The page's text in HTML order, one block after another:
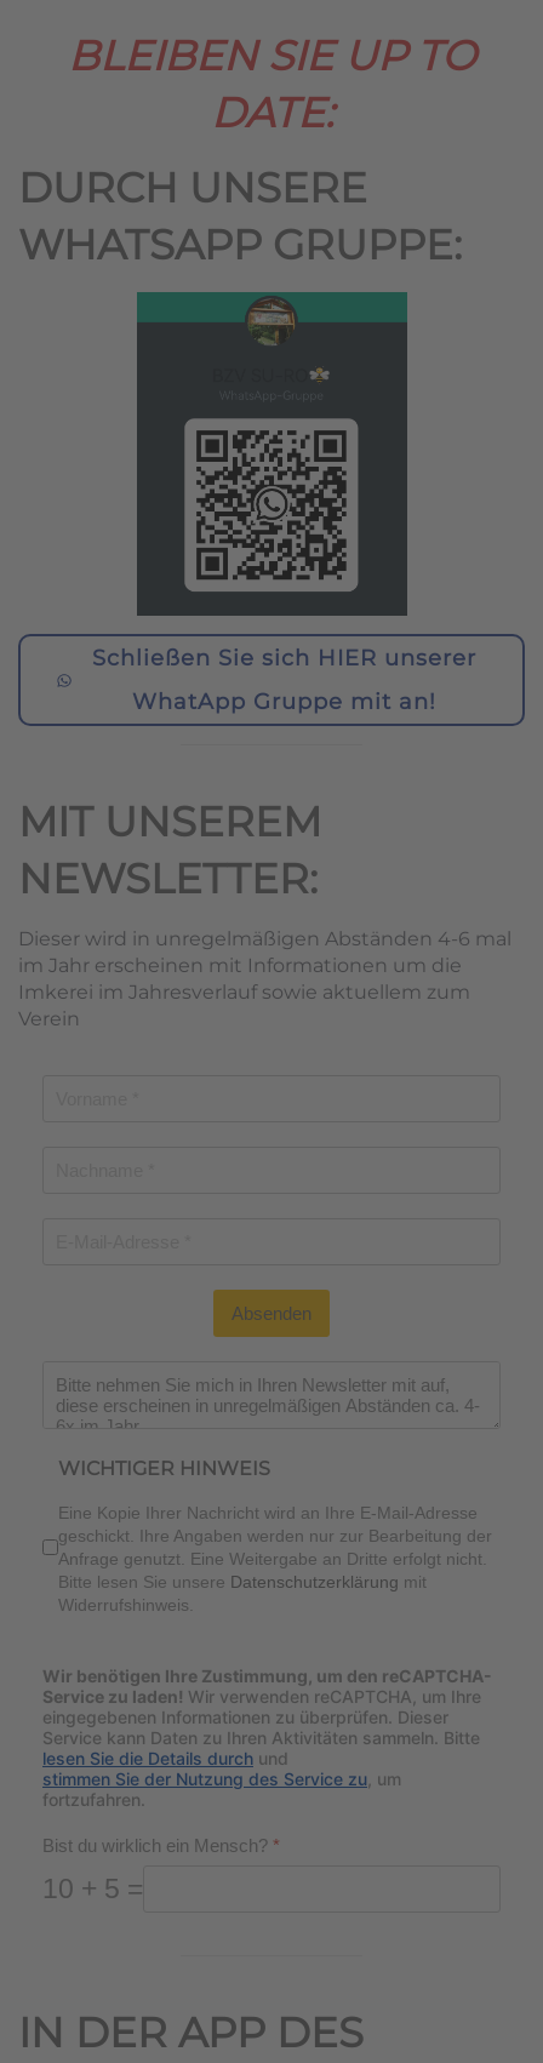
BLEIBEN SIE UP TO
DATE:
DURCH UNSERE
WHATSAPP GRUPPE:
Schließen Sie sich HIER unserer
WhatApp Gruppe mit an!
MIT UNSEREM
NEWSLETTER:
Dieser wird in unregelmäßigen Abständen 4-6 mal
im Jahr erscheinen mit Informationen um die
Imkerei im Jahresverlauf sowie aktuellem zum
Verein
Absenden
WICHTIGER HINWEIS
Eine Kopie Ihrer Nachricht wird an Ihre E-Mail-Adresse
geschickt. Ihre Angaben werden nur zur Bearbeitung der
Anfrage genutzt. Eine Weitergabe an Dritte erfolgt nicht.
Bitte lesen Sie unsere Datenschutzerklärung mit
Widerrufshinweis.
Wir benötigen Ihre Zustimmung, um den reCAPTCHA-
Service zu laden! Wir verwenden reCAPTCHA, um Ihre
eingegebenen Informationen zu überprüfen. Dieser
Service kann Daten zu Ihren Aktivitäten sammeln. Bitte
lesen Sie die Details durch und
stimmen Sie der Nutzung des Service zu , um
fortzufahren.
Bist du wirklich ein Mensch? *
10 + 5 =
IN DER APP DES